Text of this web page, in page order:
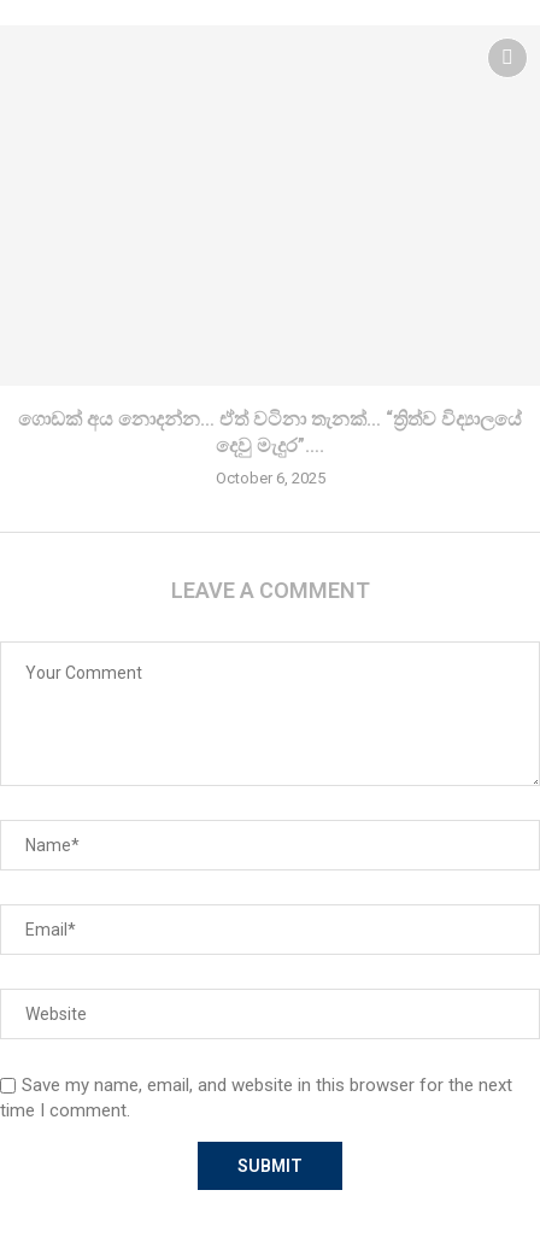
ගොඩක් අය නොදන්න… ඒත් වටිනා තැනක්… “ත්‍රිත්ව විද්‍යාලයේ
දෙවු මැදුර”….
October 6, 2025
LEAVE A COMMENT
Save my name, email, and website in this browser for the next
time I comment.